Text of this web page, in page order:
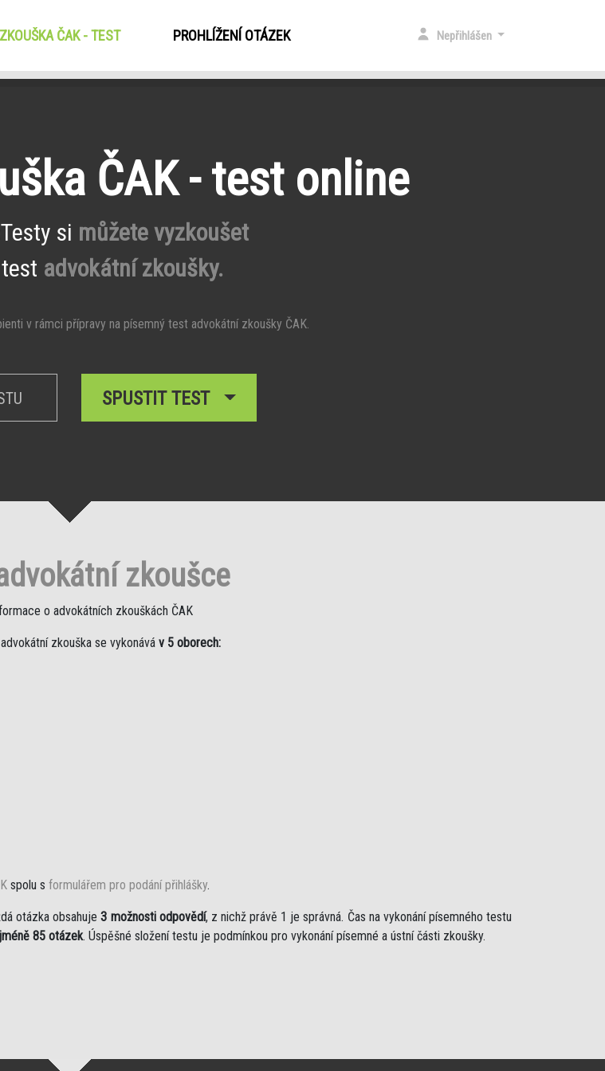
ČAK - TEST(CURRENT)PROHLÍŽENÍ OTÁZEK Nepřihlášen
ČAK - test online
si můžete vyzkoušet
advokátní zkoušky.
v rámci přípravy na písemný test advokátní zkoušky ČAK.
SPUSTIT TEST
zkoušce
o advokátních zkouškách ČAK
zkouška se vykonává v 5 oborech:
spolu s formulářem pro podání přihlášky.
otázka obsahuje3 možnosti odpovědí, z nichž právě 1 je správná. Čas na vykonání písemného testu
85 otázek. Úspěšné složení testu je podmínkou pro vykonání písemné a ústní části zkoušky.